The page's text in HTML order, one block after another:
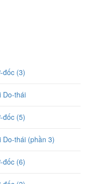
đốc (3)
Do-thái
đốc (5)
thái (phần 3)
đốc (6)